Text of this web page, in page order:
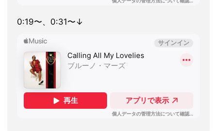
0:19〜、0:31〜↓